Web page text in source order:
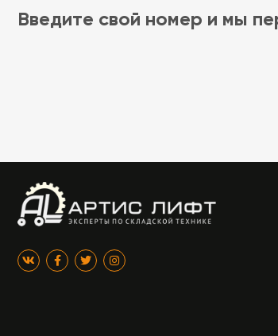
Введите свой номер и мы